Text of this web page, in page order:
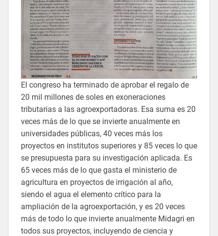
El congreso ha terminado de aprobar el regalo de
20 mil millones de soles en exoneraciones
tributarias a las agroexportadoras. Esa suma es 20
veces más de lo que se invierte anualmente en
universidades públicas, 40 veces más los
proyectos en institutos superiores y 85 veces lo que
se presupuesta para su investigación aplicada. Es
65 veces más de lo que gasta el ministerio de
agricultura en proyectos de irrigación al año,
siendo el agua el elemento crítico para la
ampliación de la agroexportación, y es 20 veces
más de todo lo que invierte anualmente Midagri en
todos sus proyectos, incluyendo de ciencia y